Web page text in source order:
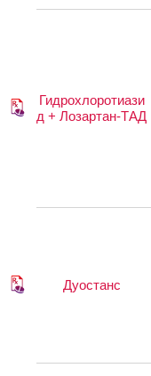
Гидрохлоротиази
д + Лозартан-ТАД
Дуостанс